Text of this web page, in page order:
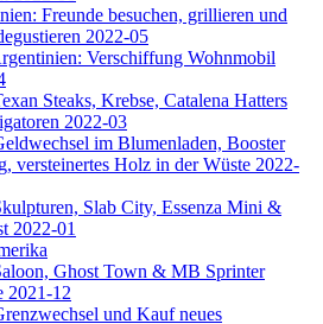
Freunde besuchen, grillieren und
2022-05
Verschiffung Wohnmobil
Steaks, Krebse, Catalena Hatters
2022-03
im Blumenladen, Booster
versteinertes Holz in der Wüste 2022-
Slab City, Essenza Mini &
2022-01
Ghost Town & MB Sprinter
2021-12
und Kauf neues